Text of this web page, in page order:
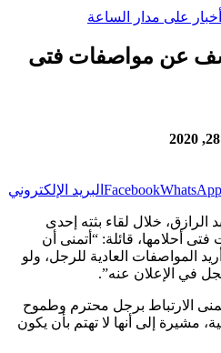
عن مواصفات فتى
FacebookWhatsApp البريد الإلكتروني
خلال لقاء بثته إحدى
أحلامها، قائلة: “أتمنى أن
المواصفات العادية للرجل، ولو
في الإعلان عنه”.
الارتباط برجل محترم وطموح
مشيرة إلى أنها لا تهتم بأن يكون